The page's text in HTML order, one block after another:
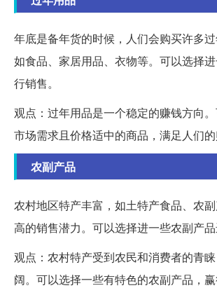
年底是备年货的时候，人们会购买许多过
如食品、家居用品、衣物等。可以选择
行销售。
观点：过年用品是一个稳定的赚钱方向
市场需求且价格适中的商品，满足人们的
农副产品
农村地区特产丰富，如土特产食品、农
高的销售潜力。可以选择进一些农副产品
观点：农村特产受到农民和消费者的青
阔。可以选择一些有特色的农副产品，赢